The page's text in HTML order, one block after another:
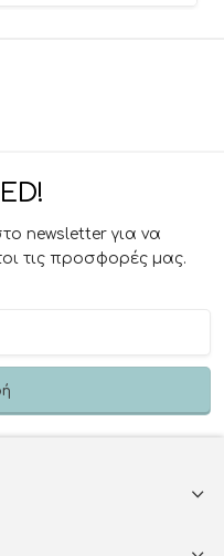
newsletter για να
τις προσφορές μας.